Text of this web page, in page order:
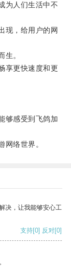
人们生活中不
，给用户的网
。
更快速度和更
感受到飞鸽加
络世界。
决，让我能够安心工
支持[0] 反对[0]